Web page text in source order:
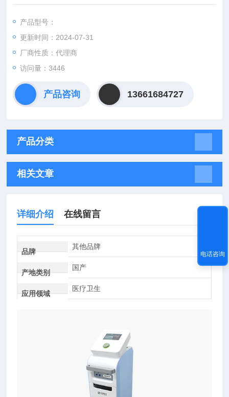
品。
产品型号：
更新时间：2024-07-31
厂商性质：代理商
访问量：3446
产品咨询 13661684727
产品分类
相关文章
详细介绍 在线留言
品牌
其他品牌
产地类别
国产
应用领域
医疗卫生
电话咨询